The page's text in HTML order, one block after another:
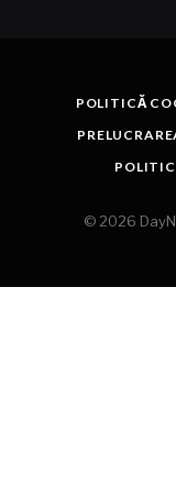
POLITICĂ
© 2026